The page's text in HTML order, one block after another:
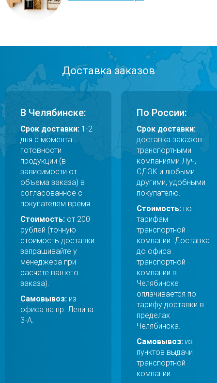
Перейти в галерею
Перейти в галерею
Перейти в галерею
Перейти в галерею
Перейти в галерею
Перейти в галерею
Перейти в галерею
Доставка заказов
В Челябинске:
Срок доставки: 1-2
дня с момента
готовности
продукции (в
зависимости от
объема заказа) в
согласованное с
покупателем время.
Стоимость: от 200
рублей (точную
стоимость доставки
запрашивайте у
менеджера при
расчете вашего
заказа).
Самовывоз: из
офиса на пр. Ленина
3-А.
По России:
Срок доставки:
доставка заказов
транспортными
компаниями Луч,
СДЭК и любыми
другими, удобными
покупателю.
Стоимость: по
тарифам
транспортной
компании. Доставка
до офиса
транспортной
компании в
Челябинске
оплачивается по
тарифу доставки в
пределах
Челябинска.
Самовывоз: из
пунктов выдачи
транспортной
компании.